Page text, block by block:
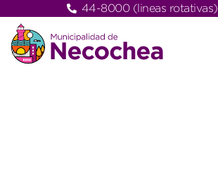
44-8000 (lineas rotativas)